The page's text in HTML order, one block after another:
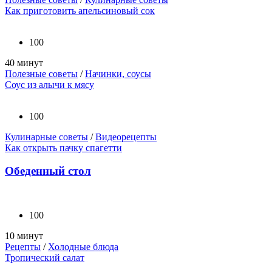
Как приготовить апельсиновый сок
100
40 минут
Полезные советы /Начинки, соусы
Соус из алычи к мясу
100
Кулинарные советы /Видеорецепты
Как открыть пачку спагетти
Обеденный стол
100
10 минут
Рецепты / Холодные блюда
Тропический салат